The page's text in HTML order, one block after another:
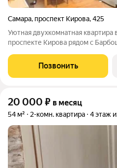
Самара, проспект Кирова,425
Уютная двухкомнатная
проспекте Кирова рядом с
застеклённая лоджия. Санузел
ламинат и линолеум. Проведён
Позвонить
20 000 ₽ в месяц
54 м² 2-комн. квартира 4 этаж